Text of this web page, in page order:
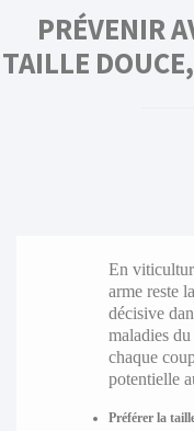
PRÉVENIR
TAILLE
En
arme reste
décisive
maladies
chaque
potentielle
Préférer la